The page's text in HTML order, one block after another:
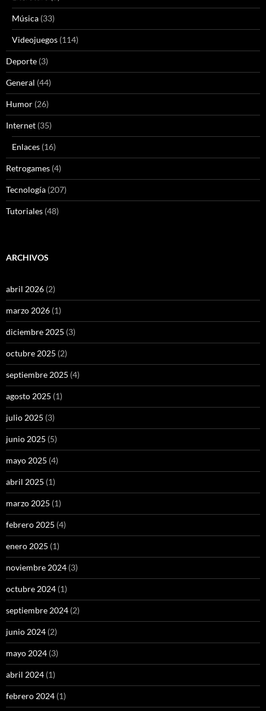
Música (33)
Videojuegos (114)
Deporte (3)
General (44)
Humor (26)
Internet (35)
Enlaces (16)
Retrogames (4)
Tecnología (207)
Tutoriales (48)
ARCHIVOS
abril 2026 (2)
marzo 2026 (1)
diciembre 2025 (3)
octubre 2025 (2)
septiembre 2025 (4)
agosto 2025 (1)
julio 2025 (3)
junio 2025 (5)
mayo 2025 (4)
abril 2025 (1)
marzo 2025 (1)
febrero 2025 (4)
enero 2025 (1)
noviembre 2024 (3)
octubre 2024 (1)
septiembre 2024 (2)
junio 2024 (2)
mayo 2024 (3)
abril 2024 (1)
febrero 2024 (1)